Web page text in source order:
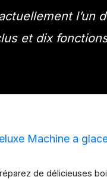
l’un
et dix
Machine a
de délicieuses